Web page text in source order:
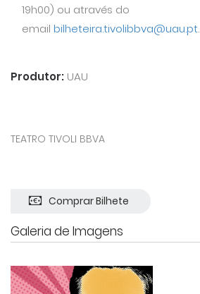
19h00) ou através do
email bilheteira.tivolibbva@uau.pt.
Produtor: UAU
TEATRO TIVOLI BBVA
Comprar Bilhete
Galeria de Imagens